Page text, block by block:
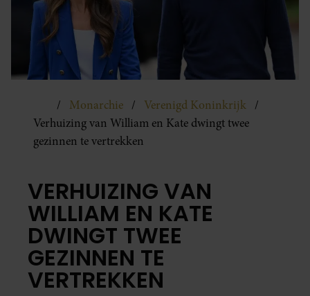
Monarchie
Verenigd Koninkrijk
Verhuizing van William en Kate dwingt twee
gezinnen te vertrekken
VERHUIZING VAN
WILLIAM EN KATE
DWINGT TWEE
GEZINNEN TE
VERTREKKEN